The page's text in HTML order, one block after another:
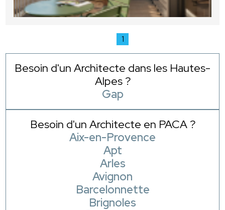
1
Besoin d'un Architecte dans les Hautes-
Alpes ?
Gap
Besoin d'un Architecte en PACA ?
Aix-en-Provence
Apt
Arles
Avignon
Barcelonnette
Brignoles